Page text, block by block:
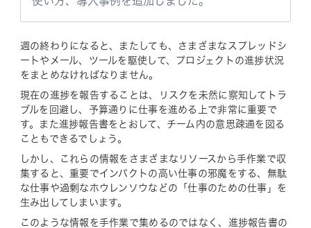
週の終わりになると、またしても、さまざまなスプレッドシ
ートやメール、ツールを駆使して、プロジェクトの進捗状況
をまとめなければなりません。
現在の進捗を報告することは、リスクを未然に察知してトラ
ブルを回避し、予算通りに仕事を進める上で非常に重要で
す。また進捗報告書をとおして、チーム内の意思疎通を図る
こともできるでしょう。
しかし、これらの情報をさまざまなリソースから手作業で収
集すると、重要でインパクトの高い仕事の邪魔をする、無駄
な仕事や過剰なホウレンソウなどの「仕事のための仕事」を
生み出してしまいます。
このような情報を手作業で集めるのではなく、進捗報告書の